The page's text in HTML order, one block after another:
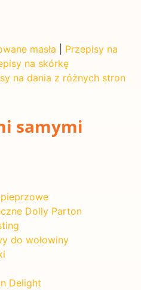
masła
Przepisy na
na skórkę
na dania z różnych stron
samymi
Dolly Parton
do wołowiny
Delight